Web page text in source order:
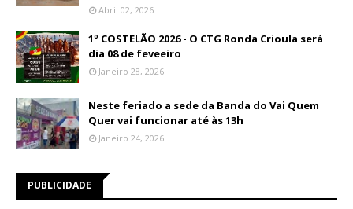
Abril 02, 2026
1º COSTELÃO 2026 - O CTG Ronda Crioula será
dia 08 de feveeiro
Janeiro 28, 2026
Neste feriado a sede da Banda do Vai Quem
Quer vai funcionar até às 13h
Janeiro 24, 2026
PUBLICIDADE